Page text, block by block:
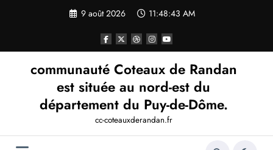
9 août 2026 11:48:43 AM
communauté Coteaux de Randan
est située au nord-est du
département du Puy-de-Dôme.
cc-coteauxderandan.fr